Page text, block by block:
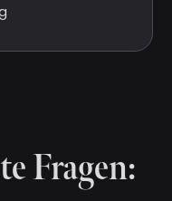
Fragen: